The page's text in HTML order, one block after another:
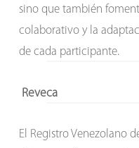
sino que también
colaborativo y la
de cada participante.
Reveca
El Registro Venezolano